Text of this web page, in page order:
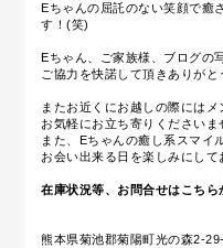
Eちゃんの屈託のない笑顔で癒
す！(笑)
Eちゃん、ご家族様、ブログの
ご協力を快諾して頂きありが
またお近くにお越しの際には
お気軽にお立ち寄りくださいま
また、Eちゃんの癒し系スマイ
お会い出来る日を楽しみにして
在庫状況等、お問合せはこちら
熊本県菊池郡菊陽町光の森2-